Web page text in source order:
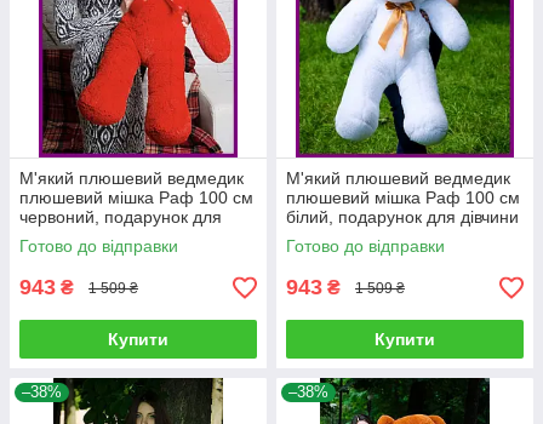
М'який плюшевий ведмедик
плюшевий мішка Раф 100 см
червоний, подарунок для
дівчини на день народження
Готово до відправки
943 ₴ 1 509 ₴
Купити
М'який плюшевий ведмедик
плюшевий мішка Раф 100 см
білий, подарунок для дівчини
на день народження
Готово до відправки
943 ₴ 1 509 ₴
Купити
–38% –38%